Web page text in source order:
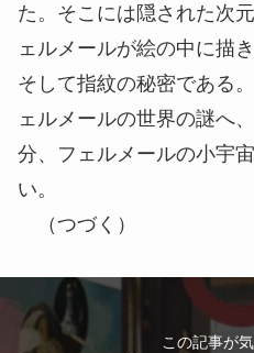
た。そこには隠された次
ェルメールが絵の中に描
そして指紋の秘密である
ェルメールの世界の謎へ
分、フェルメールの小宇
い。
（つづく）
この記事が